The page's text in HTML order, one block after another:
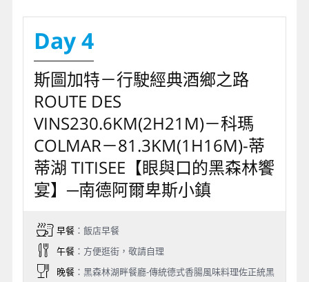
Day 4
斯圖加特－行駛經典酒鄉之路
ROUTE DES
VINS230.6KM(2H21M)－科瑪
COLMAR－81.3KM(1H16M)-蒂
蒂湖 TITISEE【眼與口的黑森林饗
宴】─南德阿爾卑斯小鎮
早餐：飯店早餐
午餐：方便逛街，敬請自理
晚餐：黑森林湖畔餐廳-傳統德式香腸風味料理佐正統黑